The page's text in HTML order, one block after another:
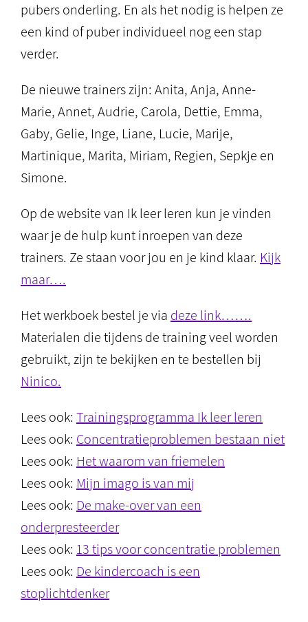
pubers onderling. En als het nodig is helpen ze
een kind of puber individueel nog een stap
verder.
De nieuwe trainers zijn: Anita, Anja, Anne-
Marie, Annet, Audrie, Carola, Dettie, Emma,
Gaby, Gelie, Inge, Liane, Lucie, Marije,
Martinique, Marita, Miriam, Regien, Sepkje en
Simone.
Op de website van Ik leer leren kun je vinden
waar je de hulp kunt inroepen van deze
trainers. Ze staan voor jou en je kind klaar. Kijk
maar….
Het werkboek bestel je via deze link…….
Materialen die tijdens de training veel worden
gebruikt, zijn te bekijken en te bestellen bij
Ninico.
Lees ook: Trainingsprogramma Ik leer leren
Lees ook: Concentratieproblemen bestaan niet
Lees ook: Het waarom van friemelen
Lees ook: Mijn imago is van mij
Lees ook: De make-over van een
onderpresteerder
Lees ook: 13 tips voor concentratie problemen
Lees ook: De kindercoach is een
stoplichtdenker